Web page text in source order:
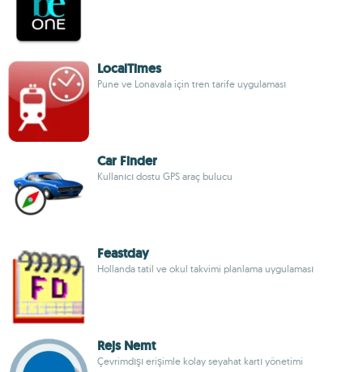
LocalTimes
Pune ve Lonavala için tren tarife uygulaması
Car Finder
Kullanıcı dostu GPS araç bulucu
Feastday
Hollanda tatil ve okul takvimi planlama uygulaması
Rejs Nemt
Çevrimdışı erişimle kolay seyahat kartı yönetimi